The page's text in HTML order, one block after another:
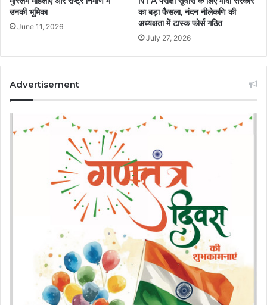
उनकी भूमिका
June 11, 2026
का बड़ा फैसला, नंदन नीलेकणि की
अध्यक्षता में टास्क फोर्स गठित
July 27, 2026
Advertisement